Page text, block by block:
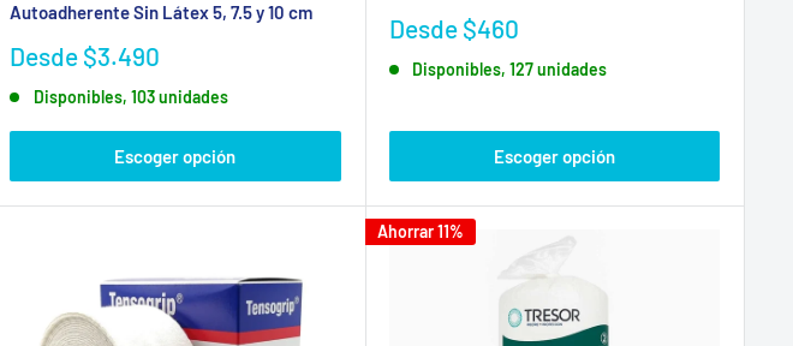
Autoadherente Sin Látex 5, 7.5 y 10 cm
Precio
venta
Desde $3.490
Disponibles, 103 unidades
Escoger opción
Precio
venta
Desde $460
Disponibles, 127 unidades
Escoger opción
Ahorrar 11%